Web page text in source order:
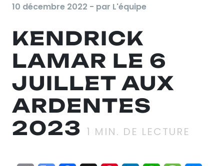
10 décembre 2022 - par L'équipe
KENDRICK
LAMAR LE 6
JUILLET AUX
ARDENTES
2023 1 MIN. DE LECTURE